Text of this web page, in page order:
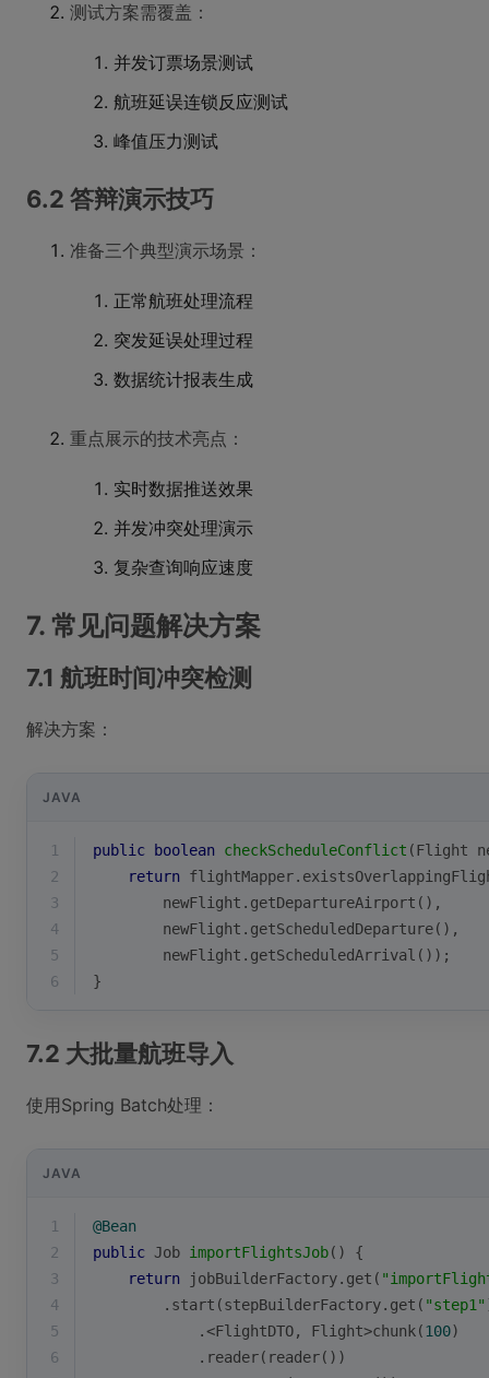
测试方案需覆盖：
并发订票场景测试
航班延误连锁反应测试
峰值压力测试
6.2 答辩演示技巧
准备三个典型演示场景：
正常航班处理流程
突发延误处理过程
数据统计报表生成
重点展示的技术亮点：
实时数据推送效果
并发冲突处理演示
复杂查询响应速度
7. 常见问题解决方案
7.1 航班时间冲突检测
解决方案：
JAVA
1 public boolean checkScheduleConflict (Flight
2
return
3
        newFlight.getDepartureAirport(),
4
        newFlight.getScheduledDeparture(),
5
        newFlight.getScheduledArrival());
6
}
7.2 大批量航班导入
使用Spring Batch处理：
JAVA
1
@Bean
2
public Job importFlightsJob()
{
3
return jobBuilderFactory.get(
4
        .start(stepBuilderFactory.get(
"step1"
5
            .<FlightDTO, Flight>chunk(
100)
6
            .reader(reader())